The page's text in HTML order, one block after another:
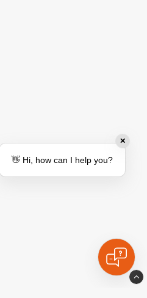
✕
👋 Hi, how can I help you?